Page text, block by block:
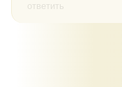
ответить